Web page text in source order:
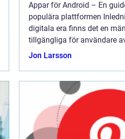
Appar för Android – En
populära plattformen
digitala era finns det en
tillgängliga för användare
enheter. Med över 2.8
Jon Larsson